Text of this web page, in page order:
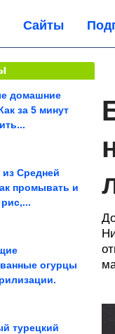
Сайты
домашние
за 5 минут
Средней
промывать и
огурцы
турецкий